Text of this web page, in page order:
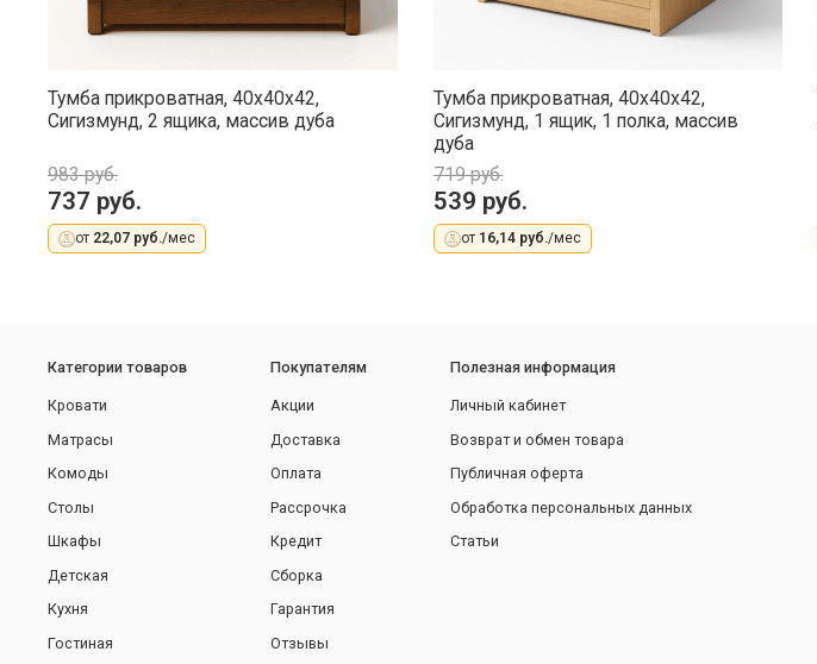
Тумба прикроватная, 40x40x42,
Сигизмунд, 2 ящика, массив дуба
983 руб.
737 руб.
от 22,07 руб./мес
Тумба прикроватная, 40x40x42,
Сигизмунд, 1 ящик, 1 полка, массив
дуба
719 руб.
539 руб.
от 16,14 руб./мес
Категории товаров
Кровати
Матрасы
Комоды
Столы
Шкафы
Детская
Кухня
Гостиная
Покупателям
Акции
Доставка
Оплата
Рассрочка
Кредит
Сборка
Гарантия
Отзывы
Полезная информация
Личный кабинет
Возврат и обмен товара
Публичная оферта
Обработка персональных данных
Статьи